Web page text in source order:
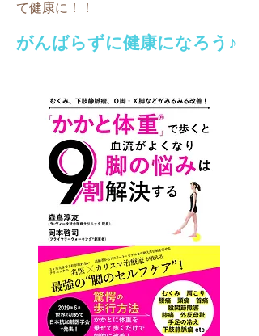
て健康に！！
がんばらずに健康になろう♪